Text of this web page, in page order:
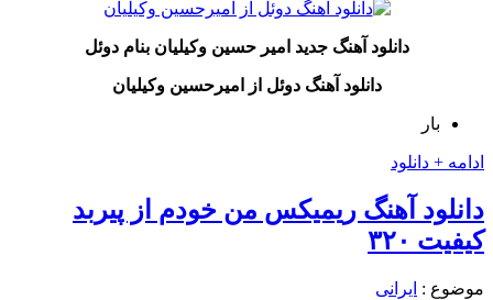
دانلود آهنگ جدید امیر حسین وکیلیان بنام دوئل
دانلود آهنگ دوئل از امیرحسین وکیلیان
بار
ادامه + دانلود
دانلود آهنگ ریمیکس من خودم از پیربد
کیفیت ۳۲۰
موضوع : ایرانی